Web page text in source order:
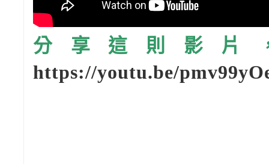
分享這則影片
https://youtu.be/